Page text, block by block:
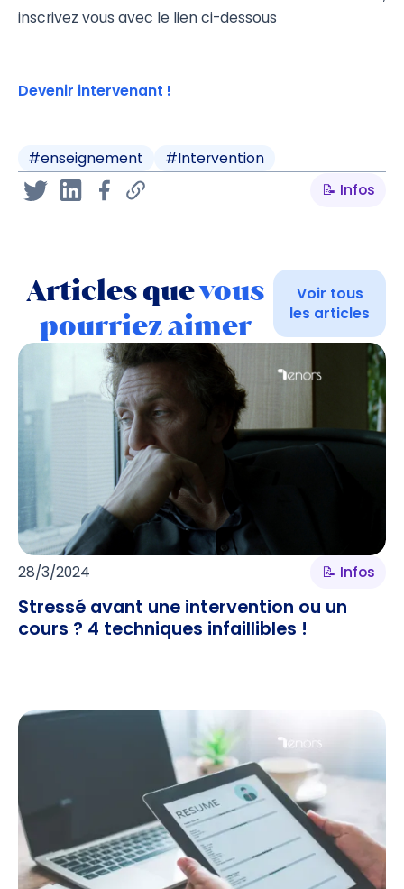
inscrivez vous avec le lien ci-dessous
Devenir intervenant !
#enseignement #Intervention
📝 Infos
Articles quevous
pourriez aimer
Voir tous
les articles
28/3/2024 📝 Infos
Stressé avant une intervention ou un
cours ? 4 techniques infaillibles !